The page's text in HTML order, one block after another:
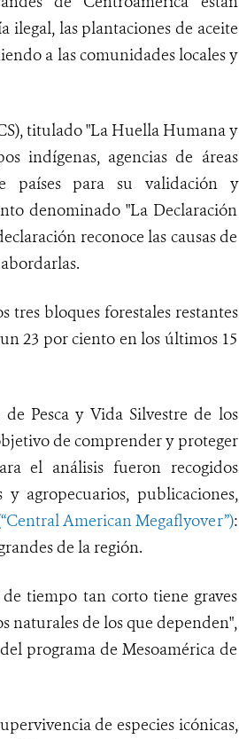
ilegal, las plantaciones de aceite
a las comunidades locales y
titulado "La Huella Humana y
indígenas, agencias de áreas
países para su validación y
denominado "La Declaración
reconoce las causas de
tres bloques forestales restantes
23 por ciento en los últimos 15
Pesca y Vida Silvestre de los
de comprender y proteger
el análisis fueron recogidos
agropecuarios, publicaciones,
American Megaflyover”):
de la región.
tiempo tan corto tiene graves
naturales de los que dependen",
programa de Mesoamérica de
de especies icónicas,